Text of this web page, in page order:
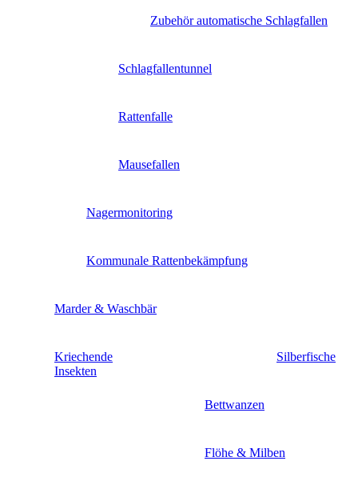
Zubehör automatische Schlagfallen
Schlagfallentunnel
Rattenfalle
Mausefallen
Nagermonitoring
Kommunale Rattenbekämpfung
Marder & Waschbär
Kriechende
Insekten
Silberfische
Bettwanzen
Flöhe & Milben